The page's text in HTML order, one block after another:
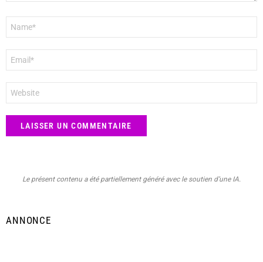
mail
*
web
Le présent contenu a été partiellement généré avec le soutien d’une IA.
ANNONCE